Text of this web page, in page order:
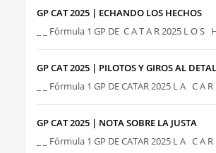
GP CAT 2025 | ECHANDO LOS HECHOS
_ _ Fórmula 1 GP DE C A T A R 2025 L O S
GP CAT 2025 | PILOTOS Y GIROS AL
_ _ Fórmula 1 GP DE CATAR 2025 L A C A R
GP CAT 2025 | NOTA SOBRE LA JUSTA
_ _ Fórmula 1 GP DE CATAR 2025 L A C A R